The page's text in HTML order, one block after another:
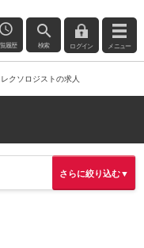
履歴 検索 ログイン メニュー
レクソロジストの求人
さらに絞り込む▼